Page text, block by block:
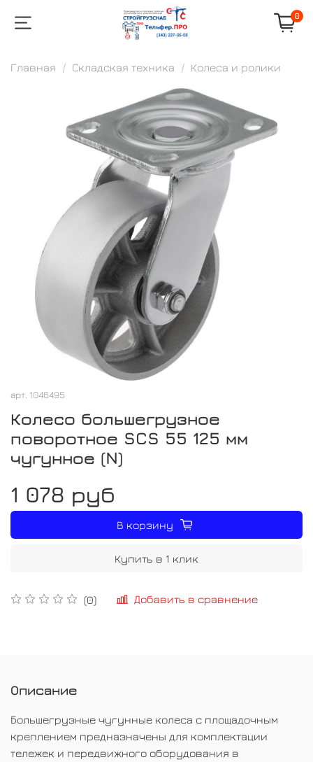
0
Главная Складская техника Колеса и ролики
арт. 1046495
Колесо большегрузное
поворотное SCS 55 125 мм
чугунное (N)
(0) Добавить в сравнение
1 078 руб
В корзину
Купить в 1 клик
Описание
Большегрузные чугунные колеса с площадочным
креплением предназначены для комплектации
тележек и передвижного оборудования в